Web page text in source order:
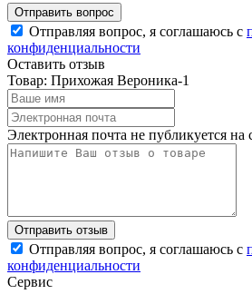
Отправляя вопрос, я соглашаюсь с
конфиденциальности
Оставить отзыв
Товар: Прихожая Вероника-1
Электронная почта не публикуется на
Отправляя вопрос, я соглашаюсь с
конфиденциальности
Сервис